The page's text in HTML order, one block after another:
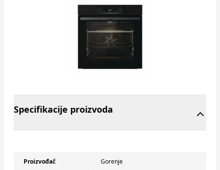
Specifikacije proizvoda
Proizvođač Gorenje